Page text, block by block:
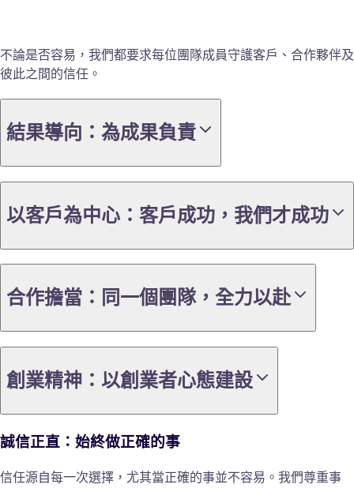
不論是否容易，我們都要求每位團隊成員守護客戶、合作夥伴及
彼此之間的信任。
結果導向：為成果負責
以客戶為中心：客戶成功，我們才成功
合作擔當：同一個團隊，全力以赴
創業精神：以創業者心態建設
誠信正直：始終做正確的事
信任源自每一次選擇，尤其當正確的事並不容易。我們尊重事